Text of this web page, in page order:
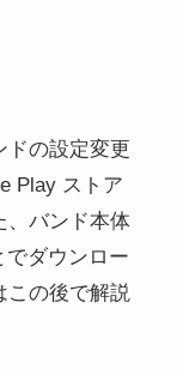
の設定変更
Play ストア
、バンド本体
でダウンロー
この後で解説